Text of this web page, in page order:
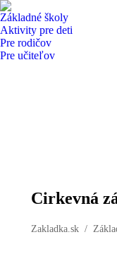
Základné školy
Aktivity pre deti
Pre rodičov
Pre učiteľov
Cirkevná
You are here:
Zakladka.sk